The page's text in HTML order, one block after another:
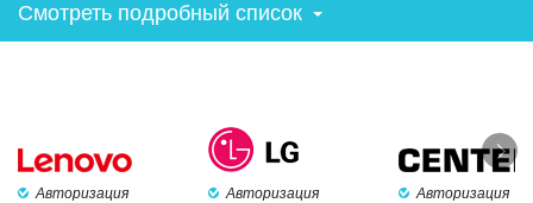
Смотреть подробный список
Авторизация Авторизация Авторизация